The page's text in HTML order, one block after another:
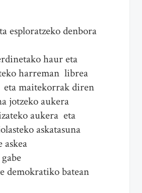
esploratzeko denbora
haur eta
harreman librea
eta maitekorrak diren
jotzeko aukera
aukera eta
askatasuna
askea
demokratiko batean